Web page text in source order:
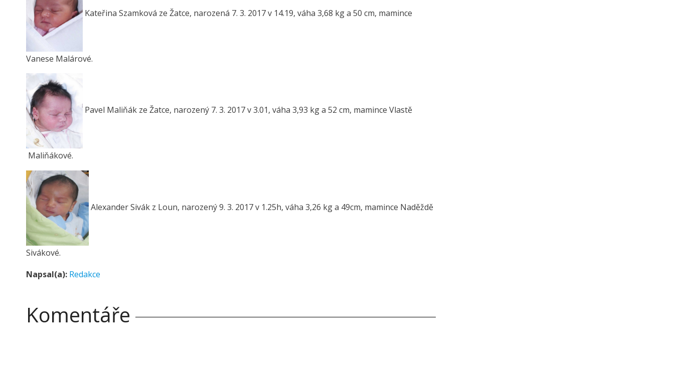
Kateřina Szamková ze Žatce, narozená 7. 3. 2017 v 14.19, váha 3,68 kg a 50 cm, mamince
Vanese Malárové.
Pavel Maliňák ze Žatce, narozený 7. 3. 2017 v 3.01, váha 3,93 kg a 52 cm, mamince Vlastě
Maliňákové.
Alexander Sivák z Loun, narozený 9. 3. 2017 v 1.25h, váha 3,26 kg a 49cm, mamince Naděždě
Sivákové.
Napsal(a): Redakce
Komentáře